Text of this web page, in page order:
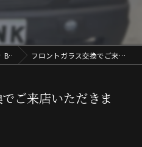
Blog フロントガラス交換でご来店いただきました！ボンゴ
ご来店いただきま